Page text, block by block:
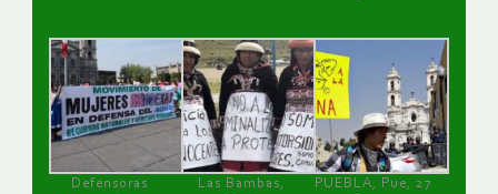
Defensoras
Las Bambas,
PUEBLA, Pue, 27